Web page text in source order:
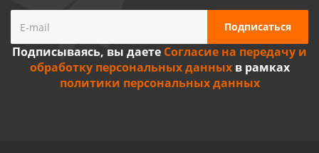
Подписываясь, вы даете Согласие на передачу и
обработку персональных данныхв рамках
политики персональных данных